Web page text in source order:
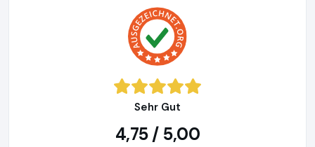
Sehr Gut
4,75 / 5,00